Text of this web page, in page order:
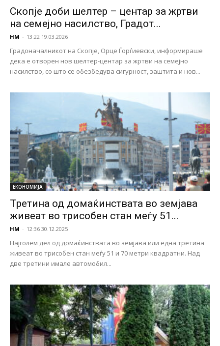
Скопје доби шелтер – центар за жртви
на семејно насилство, Градот...
НМ - 13:22 19.03.2026
Градоначалникот на Скопје, Орце Ѓорѓиевски, информираше
дека е отворен нов шелтер-центар за жртви на семејно
насилство, со што се обезбедува сигурност, заштита и нов...
ЕКОНОМИЈА
Третина од домаќинствата во земјава
живеат во трисобен стан меѓу 51...
НМ - 12:36 30.12.2025
Најголем дел од домаќинствата во земјава или една третина
живеат во трисобен стан меѓу 51 и 70 метри квадратни. Над
две третини имале автомобил...